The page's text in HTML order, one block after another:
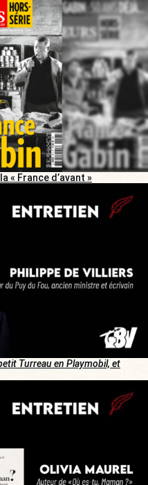
« France d’avant »
Turreau en Playmobil, et